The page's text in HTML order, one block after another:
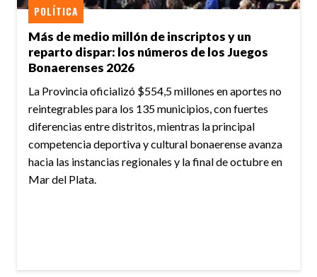
Más de medio millón de inscriptos y un
reparto dispar: los números de los Juegos
Bonaerenses 2026
POLÍTICA
La Provincia oficializó $554,5 millones en aportes no
reintegrables para los 135 municipios, con fuertes
diferencias entre distritos, mientras la principal
competencia deportiva y cultural bonaerense avanza
hacia las instancias regionales y la final de octubre en
Mar del Plata.